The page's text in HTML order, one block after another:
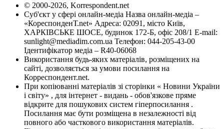
© 2000-2026, Korrespondent.net
Суб'єкт у сфері онлайн-медіа Назва онлайн-медіа –
«КореспонденТ.net» Адреса: 02091, місто Київ,
ХАРКІВСЬКЕ ШОСЕ, будинок 172-Б, офіс 208/1 E-mail:
sunlight@mediadim.com.ua Телефон: 044-205-43-00
Ідентифікатор медіа – R40-06068
Використання будь-яких матеріалів, розміщених на
сайті, дозволяється за умови посилання на
Корреспондент.net.
При копіюванні матеріалів зі сторінки « Новини України
і світу» , для інтернет - видань - обов'язкове пряме
відкрите для пошукових систем гіперпосилання .
Посилання має бути розміщена в незалежності від
повного або часткового використання матеріалів.